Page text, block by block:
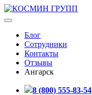
Блог
Сотрудники
Контакты
Отзывы
Ангарск
8 (800) 555-83-54